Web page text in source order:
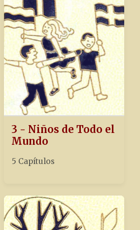
3 - Niños de Todo el
Mundo
5 Capítulos